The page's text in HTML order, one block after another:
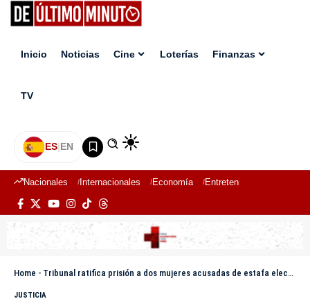
Inicio Noticias Cine Loterías Finanzas
TV
ES|EN
Nacionales Internacionales Economía Entretenimiento
Home - Tribunal ratifica prisión a dos mujeres acusadas de estafa electrónica e inmobiliaria
JUSTICIA